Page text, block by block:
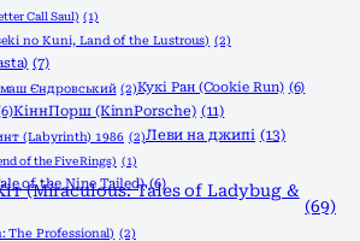
Call Saul) (1)
no Kuni, Land of the Lustrous) (2)
(7)
Єндровський (2)Кукі Ран (Cookie Run) (6)
КіннПорш (KinnPorsche) (11)
(Labyrinth) 1986 (2)Леви на джипі (13)
of the Five Rings) (1)
of the Nine Tailed) (6)
(Miraculous: Tales of Ladybug &
(69)
The Professional) (2)